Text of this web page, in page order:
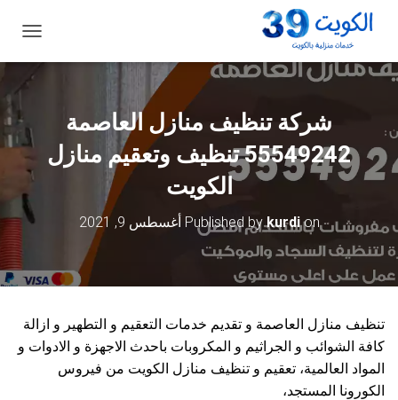
ب
د
ا
ل
ن
ق
ل
شركة تنظيف منازل العاصمة
55549242 تنظيف وتعقيم منازل
الكويت
Published bykurdion أغسطس 9, 2021
تنظيف منازل العاصمة و تقديم خدمات التعقيم و التطهير و ازالة
كافة الشوائب و الجراثيم و المكروبات باحدث الاجهزة و الادوات و
المواد العالمية، تعقيم و تنظيف منازل الكويت من فيروس
الكورونا المستجد،